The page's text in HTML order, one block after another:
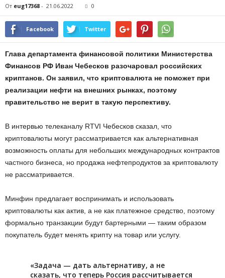
От eug17368 - 21.06.2022 0
Facebook Twitter
Глава департамента финансовой политики Министерства
Финансов РФ Иван Чебесков разочаровал российских
криптанов. Он заявил, что криптовалюта не поможет при
реализации нефти на внешних рынках, поэтому
правительство не верит в такую перспективу.
В интервью телеканалу RTVI Чебесков сказал, что
криптовалюты могут рассматривается как альтернативная
возможность оплаты для небольших международных контрактов
частного бизнеса, но продажа нефтепродуктов за криптовалюту
не рассматривается.
Минфин предлагает воспринимать и использовать
криптовалюты как актив, а не как платежное средство, поэтому
формально транзакции будут бартерными — таким образом
покупатель будет менять крипту на товар или услугу.
«Задача — дать альтернативу, а не
сказать, что теперь Россия рассчитывается